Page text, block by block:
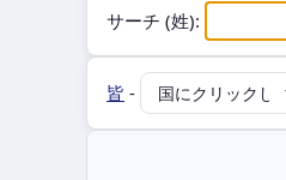
サーチ (姓):
皆 -